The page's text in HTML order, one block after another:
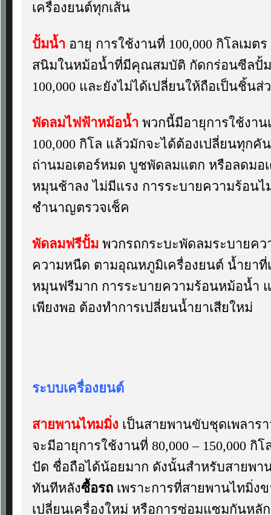
เครื่องยนต์ทุกเส้น
ปั้มน้ำ อายุ การใช้งานที่ 100,000 กิโลเม
สนิมในหม้อน้ำที่มีคุณสมบัติ กัดกร่อนซีลปั้ม
100,000 และยังไม่ได้เปลี่ยนให้ถือเป็นชิ้น
พัดลมไฟฟ้าหม้อน้ำ พวกนี้มีอายุการใช้งาน
100,000 กิโล แล้วมักจะได้ต้องเปลี่ยนทุกคั
ถ่านมอเตอร์หมด บูชพัดลมแตก หรือลดมอ
หมุนช้าลง ไม่มีแรง การระบายความร้อน
ชำนาญตรวจเช็ค
พัดลมฟรีปั้ม พวกรถกระบะพัดลมระบายค
ความหนืด ตามอุณหภูมิเครื่องยนต์ น้ำยาที่
หมุนฟรีมาก การระบายความร้อนหม้อน้ำ
เพียงพอ ต้องทำการเปลี่ยนน้ำยาเสียใหม่
ระบบเครื่องยนต์
สายพานไทมมิ่ง เป็นสายพานขับชุดเพลาร
จะมีอายุการใช้งานที่ 80,000 – 150,000 กิ
ปัด ชื่อถือได้น้อยมาก ดังนั้นสำหรับสายพา
ทันทีหลังซื้อรถ เพราะการที่สายพานไทมิ่ง
เปลี่ยนเครื่องใหม่ หรือการซ่อมแซมกันหลั